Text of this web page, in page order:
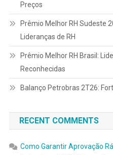
Preços
Prêmio Melhor RH Sudeste
Lideranças de RH
Prêmio Melhor RH Brasil:
Reconhecidas
Balanço Petrobras 2T26:
RECENT COMMENTS
Como Garantir Aprovação